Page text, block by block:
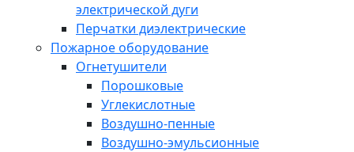
электрической дуги
Перчатки диэлектрические
Пожарное оборудование
Огнетушители
Порошковые
Углекислотные
Воздушно-пенные
Воздушно-эмульсионные